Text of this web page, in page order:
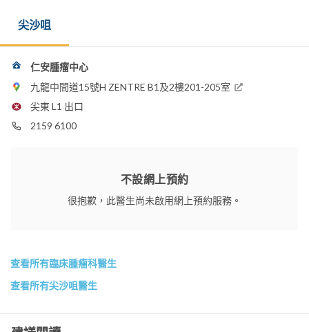
尖沙咀
仁安腫瘤中心
九龍中間道15號H ZENTRE B1及2樓201-205室
尖東 L1 出口
2159 6100
不設網上預約
很抱歉，此醫生尚未啟用網上預約服務。
查看所有臨床腫瘤科醫生
查看所有尖沙咀醫生